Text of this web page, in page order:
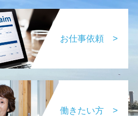
お仕事依頼 >
働きたい方 >